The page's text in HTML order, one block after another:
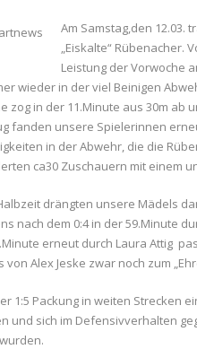
Am Samstag,den
„Eiskalte“ Rübenacher.
Leistung der Vorwoche
wieder in der viel Beinigen
zog in der 11.Minute aus 30m ab
fanden unsere Spielerinnen
in der Abwehr, die die
ca30 Zuschauern mit einem
drängten unsere Mädels
nach dem 0:4 in der 59.Minute
erneut durch Laura Attig
von Alex Jeske zwar noch zum
1:5 Packung in weiten Strecken
und sich im Defensivverhalten